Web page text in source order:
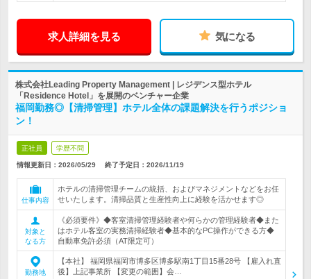
求人詳細を見る 気になる
株式会社Leading Property Management | レジデンス型ホテル
「Residence Hotel」を展開のベンチャー企業
福岡勤務◎【清掃管理】ホテル全体の課題解決を行うポジショ
ン！
正社員 学歴不問
情報更新日：2026/05/29 終了予定日： 2026/11/19
仕事内容
ホテルの清掃管理チームの統括、およびマネジメントなどをお任
せいたします。清掃品質と生産性向上に経験を活かせます◎
対象と
なる方
《必須要件》◆客室清掃管理経験者や何らかの管理経験者◆また
はホテル客室の実務清掃経験者◆基本的なPC操作ができる方◆
自動車免許必須（AT限定可）
勤務地
【本社】 福岡県福岡市博多区博多駅南1丁目15番28号 【雇入れ直
後】上記事業所 【変更の範囲】会…